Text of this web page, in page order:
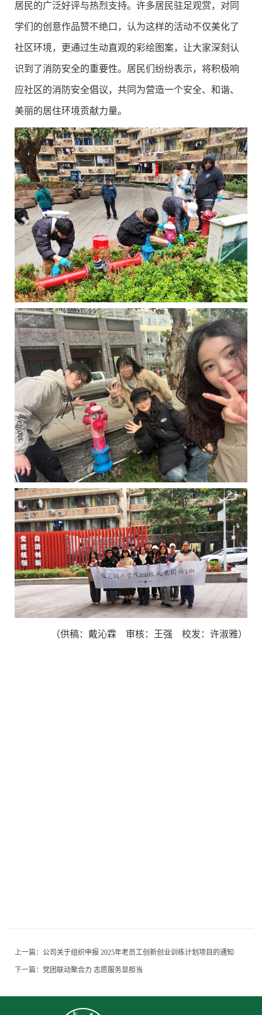
居民的广泛好评与热烈支持。许多居民驻足观赏，对同
学们的创意作品赞不绝口，认为这样的活动不仅美化了
社区环境，更通过生动直观的彩绘图案，让大家深刻认
识到了消防安全的重要性。居民们纷纷表示，将积极响
应社区的消防安全倡议，共同为营造一个安全、和谐、
美丽的居住环境贡献力量。
（供稿：戴沁霖 审核：王强 校发：许淑雅）
上一篇： 公司关于组织申报 2025年老员工创新创业训练计划项目的通知
下一篇： 党团联动聚合力 志愿服务显担当